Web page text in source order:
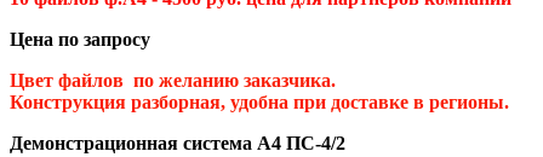
Цена по запросу
Цвет файлов по желанию заказчика.
Конструкция разборная, удобна при доставке в регионы.
Демонстрационная система А4 ПС-4/2